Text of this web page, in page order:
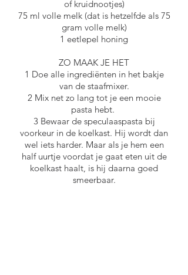
of kruidnootjes)
75 ml volle melk (dat is hetzelfde als 75
gram volle melk)
1 eetlepel honing
ZO MAAK JE HET
1 Doe alle ingrediënten in het bakje
van de staafmixer.
2 Mix net zo lang tot je een mooie
pasta hebt.
3 Bewaar de speculaaspasta bij
voorkeur in de koelkast. Hij wordt dan
wel iets harder. Maar als je hem een
half uurtje voordat je gaat eten uit de
koelkast haalt, is hij daarna goed
smeerbaar.